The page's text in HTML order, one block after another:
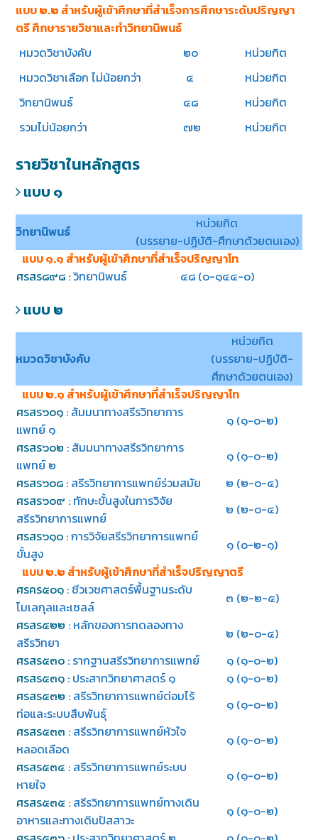
แบบ ๒.๒ สำหรับผู้เข้าศึกษาที่สำเร็จการศึกษาระดับปริญญา
ตรี ศึกษารายวิชาและทำวิทยานิพนธ์
หมวดวิชาบังคับ
๒๐
หน่วยกิต
หมวดวิชาเลือก ไม่น้อยกว่า
๔
หน่วยกิต
วิทยานิพนธ์
๔๘
หน่วยกิต
รวมไม่น้อยกว่า
๗๒ หน่วยกิต
รายวิชาในหลักสูตร
แบบ ๑
วิทยานิพนธ์
หน่วยกิต
(บรรยาย-ปฏิบัติ-ศึกษาด้วยตนเอง)
แบบ ๑.๑ สำหรับผู้เข้าศึกษาที่สำเร็จปริญญาโท
ศรสร๘๙๘ : วิทยานิพนธ์ ๔๘ (๐-๑๔๔-๐)
แบบ ๒
หมวดวิชาบังคับ
หน่วยกิต
(บรรยาย-ปฏิบัติ-
ศึกษาด้วยตนเอง)
แบบ ๒.๑ สำหรับผู้เข้าศึกษาที่สำเร็จปริญญาโท
ศรสร๖๐๑ : สัมมนาทางสรีรวิทยาการ
แพทย์ ๑
๑ (๑-๐-๒)
ศรสร๖๐๒ : สัมมนาทางสรีรวิทยาการ
แพทย์ ๒
๑ (๑-๐-๒)
ศรสร๖๐๘ : สรีรวิทยาการแพทย์ร่วมสมัย
๒ (๒-๐-๔)
ศรสร๖๐๙ : ทักษะขั้นสูงในการวิจัย
สรีรวิทยาการแพทย์
๒ (๒-๐-๔)
ศรสร๖๑๐ : การวิจัยสรีรวิทยาการแพทย์
ขั้นสูง
๑ (๐-๒-๑)
แบบ ๒.๒ สำหรับผู้เข้าศึกษาที่สำเร็จปริญญาตรี
ศรคร๕๐๑ : ชีวเวชศาสตร์พื้นฐานระดับ
โมเลกุลและเซลล์
๓ (๒-๒-๕)
ศรสร๕๒๒ : หลักของการทดลองทาง
สรีรวิทยา
๒ (๒-๐-๔)
ศรสร๕๓๐ : รากฐานสรีรวิทยาการแพทย์
๑ (๑-๐-๒)
ศรสร๕๓๑ : ประสาทวิทยาศาสตร์ ๑
๑ (๑-๐-๒)
ศรสร๕๓๒ : สรีรวิทยาการแพทย์ต่อมไร้
ท่อและระบบสืบพันธุ์
๑ (๑-๐-๒)
ศรสร๕๓๓ : สรีรวิทยาการแพทย์หัวใจ
หลอดเลือด
๑ (๑-๐-๒)
ศรสร๕๓๔ : สรีรวิทยาการแพทย์ระบบ
หายใจ
๑ (๑-๐-๒)
ศรสร๕๓๕ : สรีรวิทยาการแพทย์ทางเดิน
อาหารและทางเดินปัสสาวะ
๑ (๑-๐-๒)